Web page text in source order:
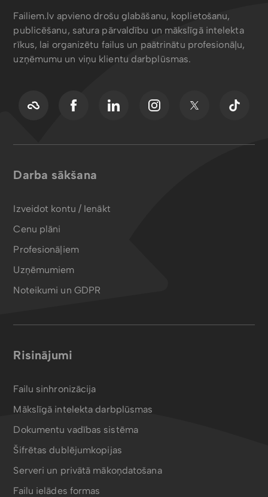
Failiem.lv apvieno drošu glabāšanu, koplietošanu,
publicēšanu, satura pārvaldību un mākslīgā intelekta
rīkus, lai organizētu failus un paātrinātu profesionāļu,
uzņēmumu un viņu klientu darbplūsmas.
Darba sākšana
Izveidot kontu / Ienākt
Cenu plāni
Profesionāļiem
Uzņēmumiem
Noteikumi un GDPR
Risinājumi
Failu sinhronizācija
Mākslīgā intelekta darbplūsmas
Dokumentu vadības sistēma
Šifrētas dublējumkopijas
Serveri un privātā mākoņdatošana
Failu ielādes formas